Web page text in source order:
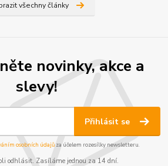
všechny články
novinky, akce a
slevy!
Přihlásit se
osobních údajůza účelem rozesílky newsletteru.
odhlásit. Zasíláme jednou za 14 dní.